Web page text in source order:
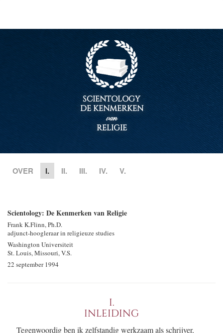
SCIENTOLOGY
DE KENMERKEN
van
RELIGIE
OVER I. II. III. IV. V.
Scientology: De Kenmerken van Religie
Frank K.Flinn, Ph.D.
adjunct-hoogleraar in religieuze studies
Washington Universiteit
St. Louis, Missouri, V.S.
22 september 1994
I.
INLEIDING
Tegenwoordig ben ik zelfstandig werkzaam als schrijver,